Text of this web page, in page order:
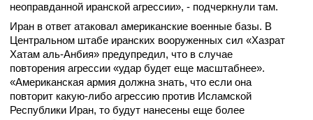
неоправданной иранской агрессии», - подчеркнули там.
Иран в ответ атаковал американские военные базы. В
Центральном штабе иранских вооруженных сил «Хазрат
Хатам аль-Анбия» предупредил, что в случае
повторения агрессии «удар будет еще масштабнее».
«Американская армия должна знать, что если она
повторит какую-либо агрессию против Исламской
Республики Иран, то будут нанесены еще более